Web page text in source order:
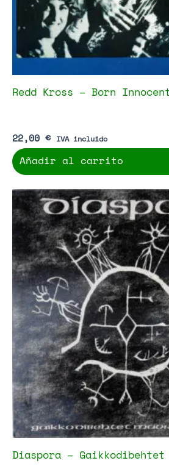
Redd Kross – Born
22,00 € IVA incluido
Añadir al carrito
Diaspora –